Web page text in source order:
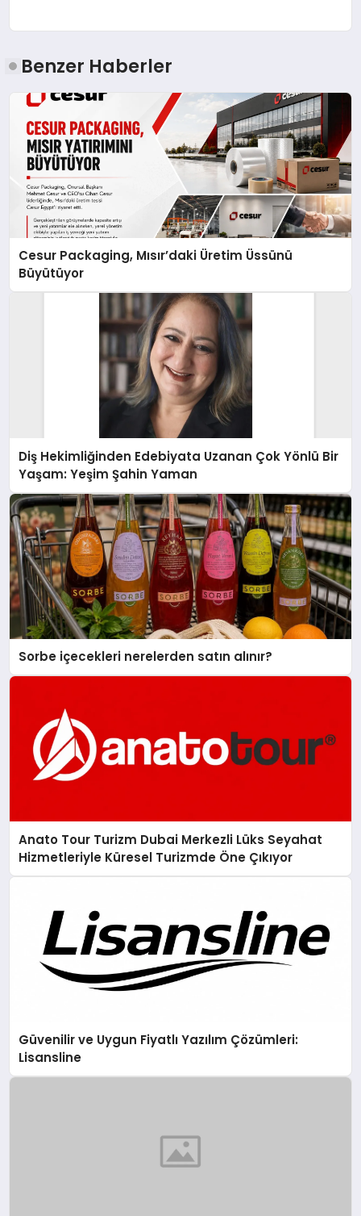
Benzer Haberler
Cesur Packaging, Mısır’daki Üretim Üssünü
Büyütüyor
Diş Hekimliğinden Edebiyata Uzanan Çok Yönlü Bir
Yaşam: Yeşim Şahin Yaman
Sorbe içecekleri nerelerden satın alınır?
Anato Tour Turizm Dubai Merkezli Lüks Seyahat
Hizmetleriyle Küresel Turizmde Öne Çıkıyor
Güvenilir ve Uygun Fiyatlı Yazılım Çözümleri:
Lisansline